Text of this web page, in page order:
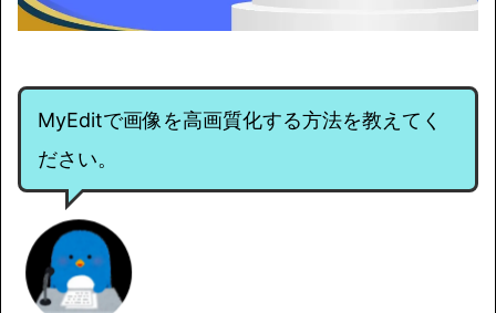
MyEditで画像を高画質化する方法を教えてく
ださい。